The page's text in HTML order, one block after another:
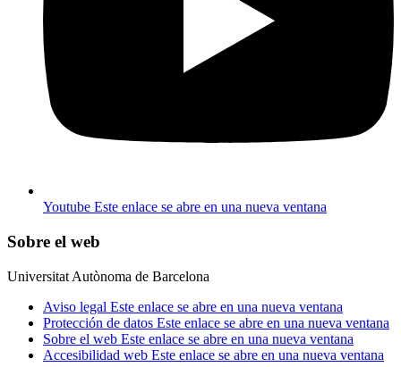
Youtube Este enlace se abre en una nueva ventana
Sobre el web
Universitat Autònoma de Barcelona
Aviso legal Este enlace se abre en una nueva ventana
Protección de datos Este enlace se abre en una nueva ventana
Sobre el web Este enlace se abre en una nueva ventana
Accesibilidad web Este enlace se abre en una nueva ventana